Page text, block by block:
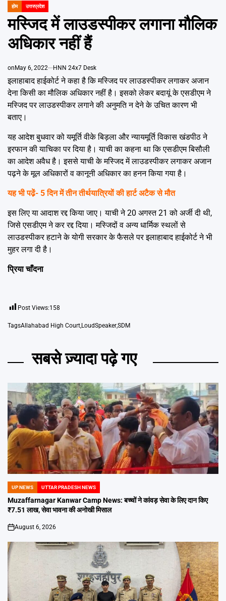
POSTED
होम उत्तरप्रदेश
मस्जिद में लाउडस्पीकर लगाना मौलिक
अधिकार नहीं हैं
onMay 6, 2022 HNN 24x7 Desk
इलाहाबाद हाईकोर्ट ने कहा है कि मस्जिद पर लाउडस्पीकर लगाकर अजान
देना किसी का मौलिक अधिकार नहीं है। इसको लेकर बदायूं के एसडीएम ने
मस्जिद पर लाउडस्पीकर लगाने की अनुमति न देने के उचित कारण भी
बताए।
यह आदेश बुधवार को यमूर्ति वीके बिड़ला और न्यायमूर्ति विकास खंडपीठ ने
इरफान की याचिका पर दिया है। याची का कहना था कि एसडीएम बिसौली
का आदेश अवैध है। इससे याची के मस्जिद में लाउडस्पीकर लगाकर अजान
पढ़ने के मूल अधिकारों व कानूनी अधिकार का हनन किया गया है।
यह भी पढे़ं- 5 दिन में तीन तीर्थयात्रियों की हार्ट अटैक से मौत
इस लिए या आदाश रद्द किया जाए। याची ने 20 अगस्त 21 को अर्जी दी थी,
जिसे एसडीएम ने कर रद्द दिया। मस्जिदों व अन्य धार्मिक स्थलों से
लाउडस्पीकर हटाने के योगी सरकार के फैसले पर इलाहाबाद हाईकोर्ट ने भी
मुहर लगा दी है।
प्रिया चाँदना
Post Views:158
TagsAllahabad High Court LoudSpeakerSDM
सबसे ज़्यादा पढ़े गए
POSTED
IN
UP NEWS UTTAR PRADESH NEWS
Muzaffarnagar Kanwar Camp News: बच्चों ने कांवड़ सेवा के लिए दान किए
₹7.51 लाख, सेवा भावना की अनोखी मिसाल
on
August 6, 2026